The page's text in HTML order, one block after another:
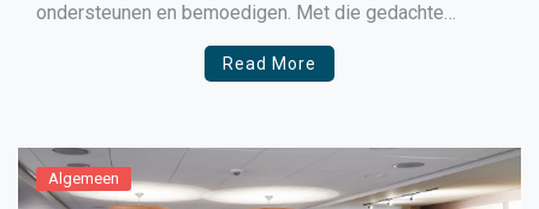
ondersteunen en bemoedigen. Met die gedachte
besloten WonenPlus vrijwilligers om van ‘een hart
onder de riem te steken’ meer dan een spreekwoord te
Read More
Algemeen